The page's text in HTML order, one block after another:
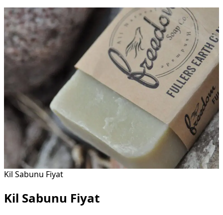
Kil Sabunu Fiyat
Kil Sabunu Fiyat